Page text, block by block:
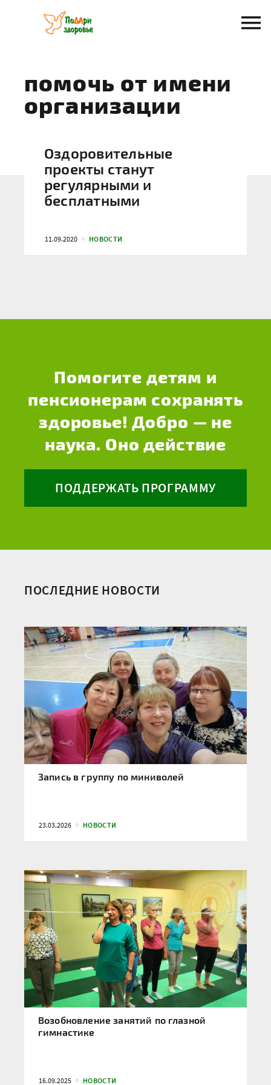
содержанию
помочь от имени
организации
Оздоровительные
проекты станут
регулярными и
бесплатными
11.09.2020 НОВОСТИ
Помогите детям и
пенсионерам сохранять
здоровье! Добро — не
наука. Оно действие
ПОДДЕРЖАТЬ ПРОГРАММУ
ПОСЛЕДНИЕ НОВОСТИ
Запись в группу по миниволей
23.03.2026 НОВОСТИ
Возобновление занятий по глазной
гимнастике
16.09.2025 НОВОСТИ